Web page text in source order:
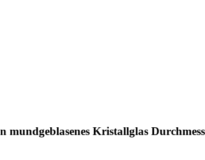
Kristallglas